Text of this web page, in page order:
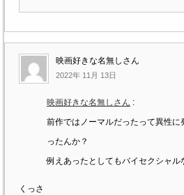
映画好きな名無しさん
2022年 11月 13日
映画好きな名無しさん :
前作ではノーマルだったって異性に
ったんか？
例えあったとしてもバイセクシャル
くっさ